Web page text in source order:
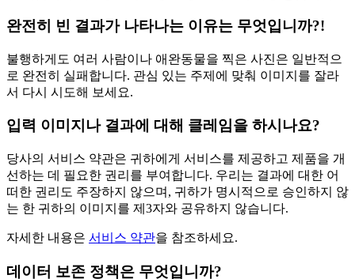
완전히 빈 결과가 나타나는 이유는 무엇입니까?!
불행하게도 여러 사람이나 애완동물을 찍은 사진은 일반적으
로 완전히 실패합니다. 관심 있는 주제에 맞춰 이미지를 잘라
서 다시 시도해 보세요.
입력 이미지나 결과에 대해 클레임을 하시나요?
당사의 서비스 약관은 귀하에게 서비스를 제공하고 제품을 개
선하는 데 필요한 권리를 부여합니다. 우리는 결과에 대한 어
떠한 권리도 주장하지 않으며, 귀하가 명시적으로 승인하지 않
는 한 귀하의 이미지를 제3자와 공유하지 않습니다.
자세한 내용은 서비스 약관을 참조하세요.
데이터 보존 정책은 무엇입니까?